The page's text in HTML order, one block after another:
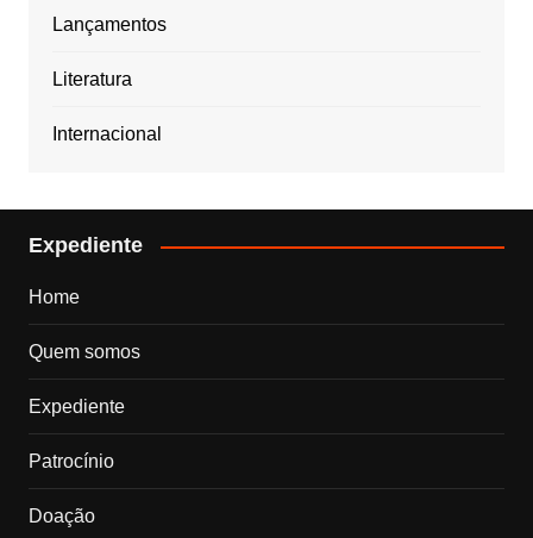
Lançamentos
Literatura
Internacional
Expediente
Home
Quem somos
Expediente
Patrocínio
Doação